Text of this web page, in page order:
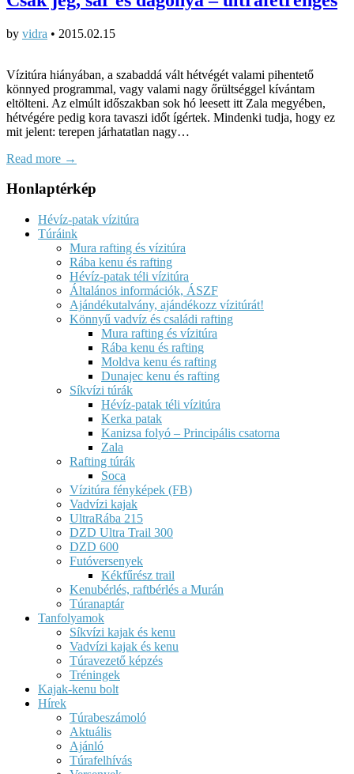
by vidra • 2015.02.15
Vízitúra hiányában, a szabaddá vált hétvégét valami pihentető
könnyed programmal, vagy valami nagy őrültséggel kívántam
eltölteni. Az elmúlt időszakban sok hó leesett itt Zala megyében,
hétvégére pedig kora tavaszi időt ígértek. Mindenki tudja, hogy ez
mit jelent: terepen járhatatlan nagy…
Read more →
Honlaptérkép
Hévíz-patak vízitúra
Túráink
Mura rafting és vízitúra
Rába kenu és rafting
Hévíz-patak téli vízitúra
Általános információk, ÁSZF
Ajándékutalvány, ajándékozz vízitúrát!
Könnyű vadvíz és családi rafting
Mura rafting és vízitúra
Rába kenu és rafting
Moldva kenu és rafting
Dunajec kenu és rafting
Síkvízi túrák
Hévíz-patak téli vízitúra
Kerka patak
Kanizsa folyó – Principális csatorna
Zala
Rafting túrák
Soca
Vízitúra fényképek (FB)
Vadvízi kajak
UltraRába 215
DZD Ultra Trail 300
DZD 600
Futóversenyek
Kékfűrész trail
Kenubérlés, raftbérlés a Murán
Túranaptár
Tanfolyamok
Síkvízi kajak és kenu
Vadvízi kajak és kenu
Túravezető képzés
Tréningek
Kajak-kenu bolt
Hírek
Túrabeszámoló
Aktuális
Ajánló
Túrafelhívás